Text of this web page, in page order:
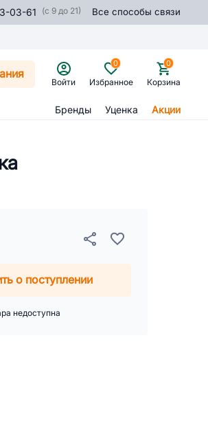
03-61 (с 9 до 21) Все способы связи
Войти Избранное
0
Корзина
0
Бренды Уценка Акции
о поступлении
недоступна